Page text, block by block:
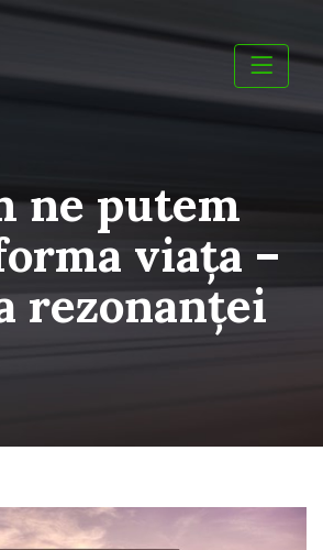
ne putem
viața –
rezonanței